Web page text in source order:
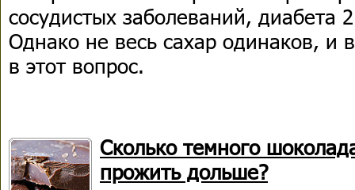
сосудистых заболеваний, диабета
Однако не весь сахар одинаков, и
в этот вопрос.
Сколько темного
прожить дольше?